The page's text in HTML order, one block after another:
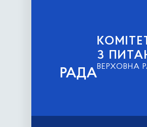
РАДА
З
ВЕРХОВНА